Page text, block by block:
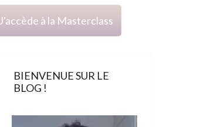
J'accède à la Masterclass
BIENVENUE SUR LE
BLOG !